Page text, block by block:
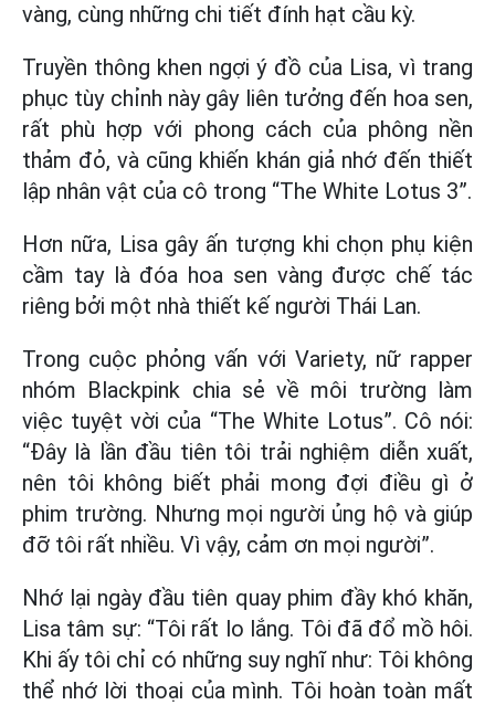
vàng, cùng những chi tiết đính hạt cầu kỳ.
Truyền thông khen ngợi ý đồ của Lisa, vì trang
phục tùy chỉnh này gây liên tưởng đến hoa sen,
rất phù hợp với phong cách của phông nền
thảm đỏ, và cũng khiến khán giả nhớ đến thiết
lập nhân vật của cô trong “The White Lotus 3”.
Hơn nữa, Lisa gây ấn tượng khi chọn phụ kiện
cầm tay là đóa hoa sen vàng được chế tác
riêng bởi một nhà thiết kế người Thái Lan.
Trong cuộc phỏng vấn với Variety, nữ rapper
nhóm Blackpink chia sẻ về môi trường làm
việc tuyệt vời của “The White Lotus”. Cô nói:
“Đây là lần đầu tiên tôi trải nghiệm diễn xuất,
nên tôi không biết phải mong đợi điều gì ở
phim trường. Nhưng mọi người ủng hộ và giúp
đỡ tôi rất nhiều. Vì vậy, cảm ơn mọi người”.
Nhớ lại ngày đầu tiên quay phim đầy khó khăn,
Lisa tâm sự: “Tôi rất lo lắng. Tôi đã đổ mồ hôi.
Khi ấy tôi chỉ có những suy nghĩ như: Tôi không
thể nhớ lời thoại của mình. Tôi hoàn toàn mất